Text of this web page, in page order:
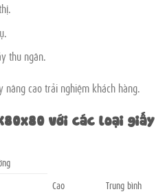
thu ngân.
nâng cao trải nghiệm khách hàng.
với các loại giấy
Cao
Trung bình